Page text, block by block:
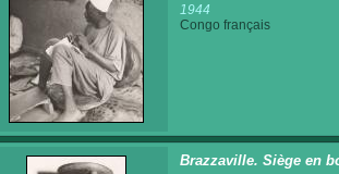
1944
Congo français
Brazzaville. Siège en